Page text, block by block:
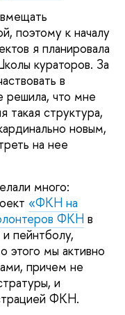
поэтому к началу
я планировала
кураторов. За
в
решила, что мне
структура,
новым,
на нее
много:
«ФКН на
ФКН в
пейнтболу,
этого мы активно
причем не
и
ФКН.